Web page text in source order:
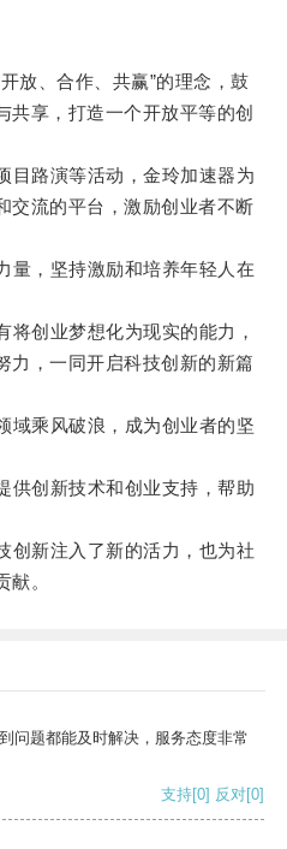
、合作、共赢”的理念，鼓
共享，打造一个开放平等的创
路演等活动，金玲加速器为
交流的平台，激励创业者不断
，坚持激励和培养年轻人在
创业梦想化为现实的能力，
力，一同开启科技创新的新篇
乘风破浪，成为创业者的坚
创新技术和创业支持，帮助
新注入了新的活力，也为社
。
问题都能及时解决，服务态度非常
支持[0] 反对[0]